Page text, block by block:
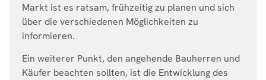
Markt ist es ratsam, frühzeitig zu planen und sich
über die verschiedenen Möglichkeiten zu
informieren.
Ein weiterer Punkt, den angehende Bauherren und
Käufer beachten sollten, ist die Entwicklung des